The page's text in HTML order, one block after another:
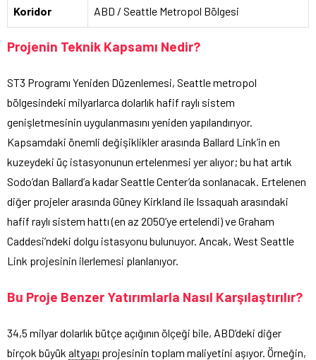
Koridor
ABD / Seattle Metropol Bölgesi
Projenin Teknik Kapsamı Nedir?
ST3 Programı Yeniden Düzenlemesi, Seattle metropol
bölgesindeki milyarlarca dolarlık hafif raylı sistem
genişletmesinin uygulanmasını yeniden yapılandırıyor.
Kapsamdaki önemli değişiklikler arasında Ballard Link’in en
kuzeydeki üç istasyonunun ertelenmesi yer alıyor; bu hat artık
Sodo’dan Ballard’a kadar Seattle Center’da sonlanacak. Ertelenen
diğer projeler arasında Güney Kirkland ile Issaquah arasındaki
hafif raylı sistem hattı (en az 2050’ye ertelendi) ve Graham
Caddesi’ndeki dolgu istasyonu bulunuyor. Ancak, West Seattle
Link projesinin ilerlemesi planlanıyor.
Bu Proje Benzer Yatırımlarla Nasıl Karşılaştırılır?
34,5 milyar dolarlık bütçe açığının ölçeği bile, ABD’deki diğer
birçok büyük altyapı projesinin toplam maliyetini aşıyor. Örneğin,